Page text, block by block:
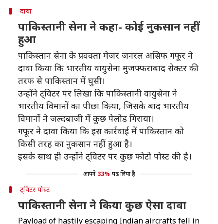
दावा
पाकिस्तानी सेना ने कहा- कोई नुकसान नहीं
हुआ
पाकिस्तान सेना के प्रवक्ता मेजर जनरल असिफ गफूर ने
दावा किया कि भारतीय वायुसेना मुजफ्फराबाद सेक्टर की
तरफ से पाकिस्तान में घुसी।
उन्होंने ट्विटर पर लिखा कि पाकिस्तानी वायुसेना ने
भारतीय विमानों का पीछा किया, जिसके बाद भारतीय
विमानों ने जल्दबाजी में कुछ पेलोड गिराया।
गफूर ने दावा किया कि इस कार्रवाई में पाकिस्तान को
किसी तरह का नुकसान नहीं हुआ है।
इसके साथ ही उन्होंने ट्विटर पर कुछ फोटो पोस्ट की है।
आपने 33% पढ़ लिया है
ट्विटर पोस्ट
पाकिस्तानी सेना ने किया कुछ ऐसा दावा
Payload of hastily escaping Indian aircrafts fell in